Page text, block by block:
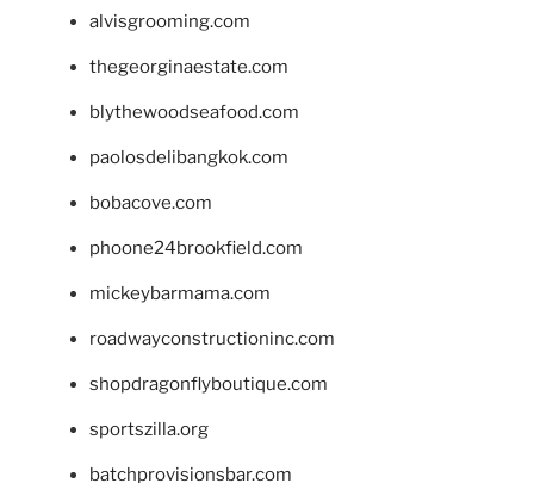
alvisgrooming.com
thegeorginaestate.com
blythewoodseafood.com
paolosdelibangkok.com
bobacove.com
phoone24brookfield.com
mickeybarmama.com
roadwayconstructioninc.com
shopdragonflyboutique.com
sportszilla.org
batchprovisionsbar.com